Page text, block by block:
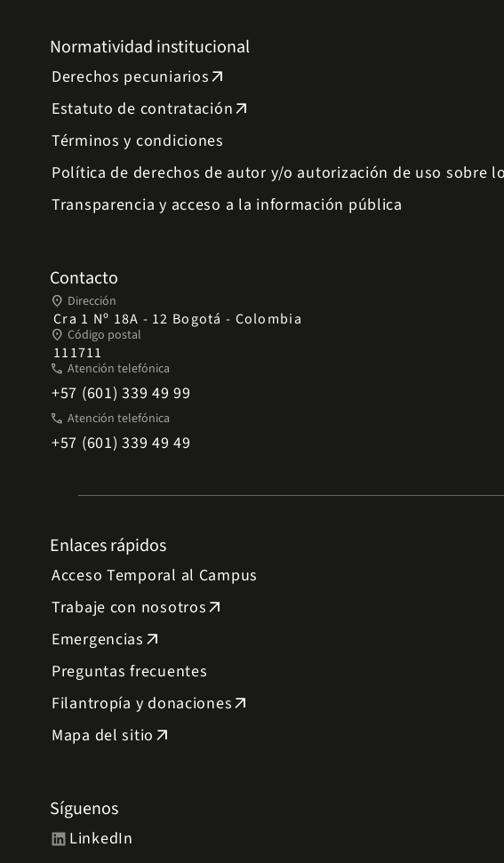
Normatividad institucional
Derechos pecuniariosarrow_outward
Estatuto de contrataciónarrow_outward
Términos y condiciones
Política de derechos de autor y/o autorización de uso sobre
Transparencia y acceso a la información pública
Contacto
place Dirección
Cra 1 Nº 18A - 12 Bogotá - Colombia
place Código postal
111711
phone Atención telefónica
+57 (601) 339 49 99
phone Atención telefónica
+57 (601) 339 49 49
Enlaces rápidos
Acceso Temporal al Campus
Trabaje con nosotrosarrow_outward
Emergencias arrow_outward
Preguntas frecuentes
Filantropía y donacionesarrow_outward
Mapa del sitio arrow_outward
Síguenos
LinkedIn